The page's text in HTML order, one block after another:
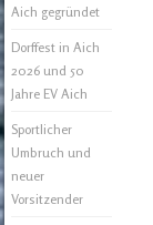
Aich gegründet
Dorffest in Aich
2026 und 50
Jahre EV Aich
Sportlicher
Umbruch und
neuer
Vorsitzender